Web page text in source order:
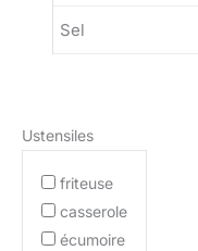
Sel
Ustensiles
friteuse
casserole
écumoire